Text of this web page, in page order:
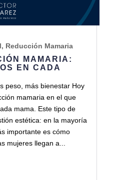
MAMARIA:
EN CADA
, Reducción Mamaria
peso, más bienestar Hoy
mamaria en el que
mama. Este tipo de
estética: en la mayoría
importante es cómo
mujeres llegan a...